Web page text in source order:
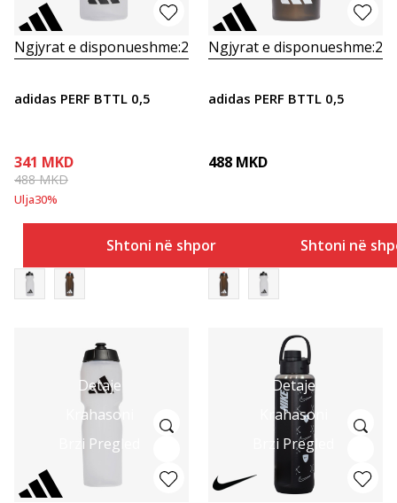
Ngjyrat e disponueshme:2
adidas PERF BTTL 0,5
341 MKD
488MKD
Ulja30%
Shtoni në shportë
Ngjyrat e disponueshme:2
adidas PERF BTTL 0,5
488 MKD
Shtoni në
Detaje
Krahasoni
Brzi Pregled
Detaje
Krahasoni
Brzi Pregled